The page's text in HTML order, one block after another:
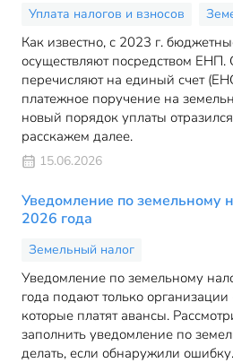
Уплата налогов и взносов
Как известно, с 2023 г.
осуществляют посредством ЕНП.
перечисляют на единый счет
платежное поручение на
новый порядок уплаты
расскажем далее.
15.06.2026
Уведомление по земельному
2026 года
Земельный налог
Уведомление по земельному
года подают только
которые платят авансы.
заполнить уведомление по
делать, если обнаружили ошибку.